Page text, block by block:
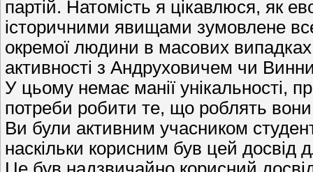
партій. Натомість я цікавлюся, як
історичними явищами зумовлене
окремої людини в масових
активності з Андруховичем чи
У цьому немає манії унікальності,
потреби робити те, що роблять
Ви були активним учасником
наскільки корисним був цей досвід